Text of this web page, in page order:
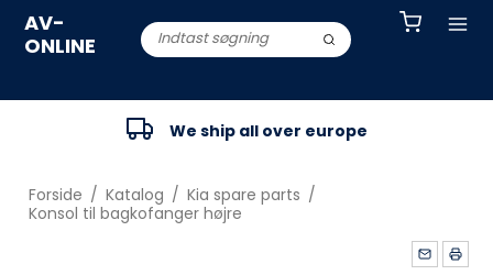
AV-
ONLINE
We ship all over europe
Forside / Katalog / Kia spare parts /
Konsol til bagkofanger højre